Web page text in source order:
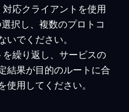
対応クライアントを使用
択し、複数のプロトコ
いでください。
を繰り返し、サービスの
結果が目的のルートに合
使用してください。